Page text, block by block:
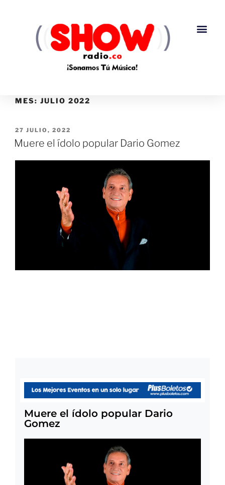
MES: JULIO 2022
27 JULIO, 2022
Muere el ídolo popular Dario Gomez
Muere el ídolo popular Dario
Gomez